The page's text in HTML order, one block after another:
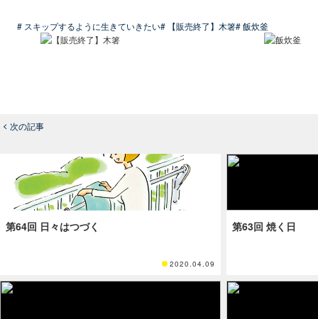
# スキップするように生きていきたい# 【販売終了】木箸# 飯炊釜
次の記事
第64回 日々はつづく
2020.04.09
第63回 焼く日